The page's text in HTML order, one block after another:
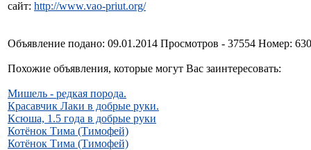
сайт: http://www.vao-priut.org/
Объявление подано: 09.01.2014 Просмотров - 37554 Номер:
Похожие объявления, которые могут Вас заинтересовать:
Мишель - редкая порода.
Красавчик Лаки в добрые руки.
Ксюша, 1.5 года в добрые руки
Котёнок Тима (Тимофей)
Котёнок Тима (Тимофей)